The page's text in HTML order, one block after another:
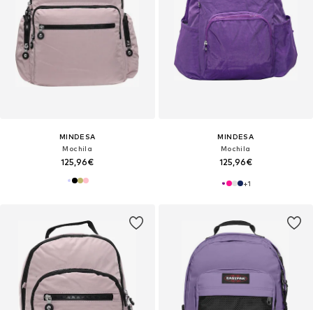
MINDESA
Mochila
125,96€
MINDESA
Mochila
125,96€
+1